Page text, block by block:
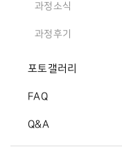
과정소식
과정후기
포토갤러리
FAQ
Q&A